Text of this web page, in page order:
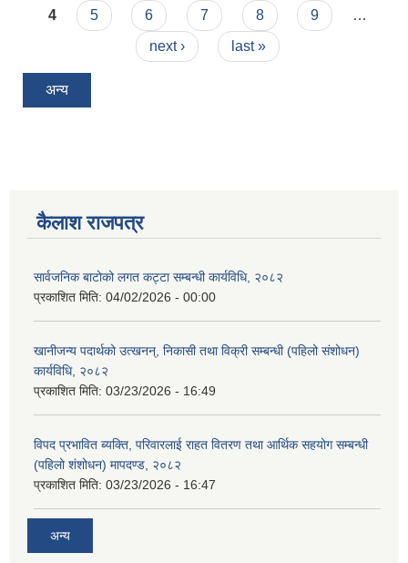
4
5 6 7 8 9
…
next ›
last »
अन्य
कैलाश राजपत्र
सार्वजनिक बाटोको लगत कट्टा सम्बन्धी कार्यविधि, २०८२
प्रकाशित मिति: 04/02/2026 - 00:00
खानीजन्य पदार्थको उत्खनन्, निकासी तथा विक्री सम्बन्धी (पहिलो संशोधन)
कार्यविधि, २०८२
प्रकाशित मिति: 03/23/2026 - 16:49
विपद प्रभावित ब्यक्ति, परिवारलाई राहत वितरण तथा आर्थिक सहयोग सम्बन्धी
(पहिलो शंशोधन) मापदण्ड, २०८२
प्रकाशित मिति: 03/23/2026 - 16:47
अन्य